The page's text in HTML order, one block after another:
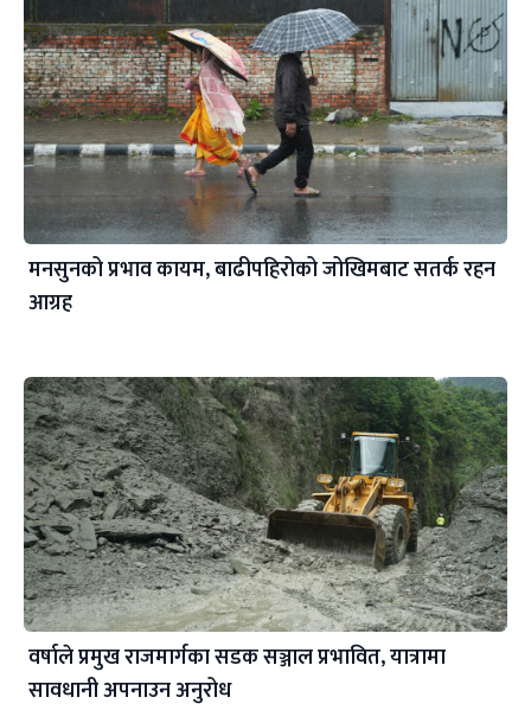
मनसुनको प्रभाव कायम, बाढीपहिरोको जोखिमबाट सतर्क रहन
आग्रह
वर्षाले प्रमुख राजमार्गका सडक सञ्जाल प्रभावित, यात्रामा
सावधानी अपनाउन अनुरोध